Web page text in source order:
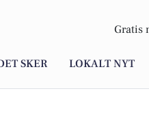
Gratis
SKER LOKALT NYT